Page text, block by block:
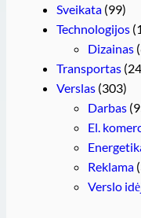
Sveikata (99)
Technologijos
Dizainas
Transportas
Verslas (303)
Darbas
El.
Reklama
Verslo